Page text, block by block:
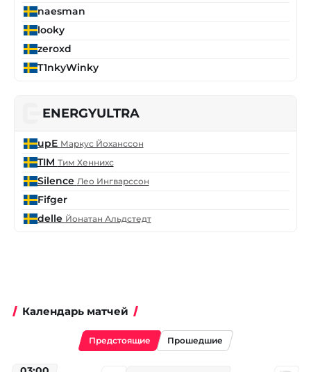
naesman
looky
zeroxd
T1nkyWinky
ENERGYULTRA
upE Маркус Йоханссон
TIM Тим Хеннихс
Silence Лео Ингварссон
Fifger
delle Йонатан Альдстедт
Календарь матчей
Предстоящие Прошедшие